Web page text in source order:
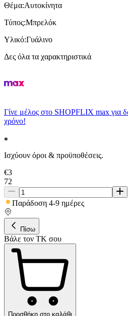
Θέμα:Αυτοκίνητα
Τύπος:Μπρελόκ
Υλικό:Γυάλινο
Δες όλα τα χαρακτηριστικά
Γίνε μέλος στο SHOPFLIX max για
χρόνο!
Ισχύουν όροι & προϋποθέσεις.
€3
72
Παράδοση 4-9 ημέρες
Πίσω
Βάλε τον ΤΚ σου
Προσθήκη στο καλάθι